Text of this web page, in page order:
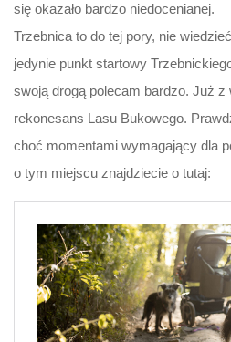
się okazało bardzo niedocenianej.
Trzebnica to do tej pory, nie
jedynie punkt startowy
swoją drogą polecam bardzo. Już
rekonesans Lasu Bukowego.
choć momentami wymagający dla
o tym miejscu znajdziecie o tutaj: